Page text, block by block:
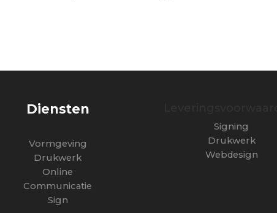
Diensten
Vormgeving
Drukwerk
Online
Communicatie
Sign
Signing
Drukwerk
Webdesign